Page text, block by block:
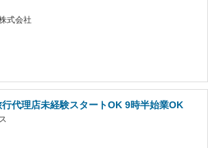
式会社
代理店未経験スタートOK 9時半始業OK